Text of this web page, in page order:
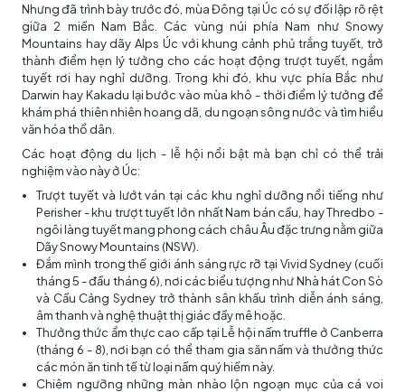
Nhưng đã trình bày trước đó, mùa Đông tại Úc có sự đối lập rõ rệt
giữa 2 miền Nam Bắc. Các vùng núi phía Nam như Snowy
Mountains hay dãy Alps Úc với khung cảnh phủ trắng tuyết, trở
thành điểm hẹn lý tưởng cho các hoạt động trượt tuyết, ngắm
tuyết rơi hay nghỉ dưỡng. Trong khi đó, khu vực phía Bắc như
Darwin hay Kakadu lại bước vào mùa khô - thời điểm lý tưởng để
khám phá thiên nhiên hoang dã, du ngoạn sông nước và tìm hiểu
văn hóa thổ dân.
Các hoạt động du lịch - lễ hội nổi bật mà bạn chỉ có thể trải
nghiệm vào này ở Úc:
Trượt tuyết và lướt ván tại các khu nghỉ dưỡng nổi tiếng như
Perisher - khu trượt tuyết lớn nhất Nam bán cầu, hay Thredbo -
ngôi làng tuyết mang phong cách châu Âu đặc trưng nằm giữa
Dãy Snowy Mountains (NSW).
Đắm mình trong thế giới ánh sáng rực rỡ tại Vivid Sydney (cuối
tháng 5 - đầu tháng 6), nơi các biểu tượng như Nhà hát Con Sò
và Cầu Cảng Sydney trở thành sân khấu trình diễn ánh sáng,
âm thanh và nghệ thuật thị giác đầy mê hoặc.
Thưởng thức ẩm thực cao cấp tại Lễ hội nấm truffle ở Canberra
(tháng 6 - 8), nơi bạn có thể tham gia săn nấm và thưởng thức
các món ăn tinh tế từ loại nấm quý hiếm này.
Chiêm ngưỡng những màn nhào lộn ngoạn mục của cá voi